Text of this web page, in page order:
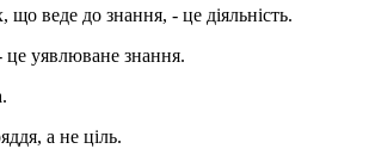
веде до знання, - це діяльність.
уявлюване знання.
а не ціль.